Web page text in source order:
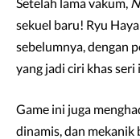
sekuel baru! Ryu
sebelumnya, dengan
yang jadi ciri khas seri
Game ini juga
dinamis, dan mekanik